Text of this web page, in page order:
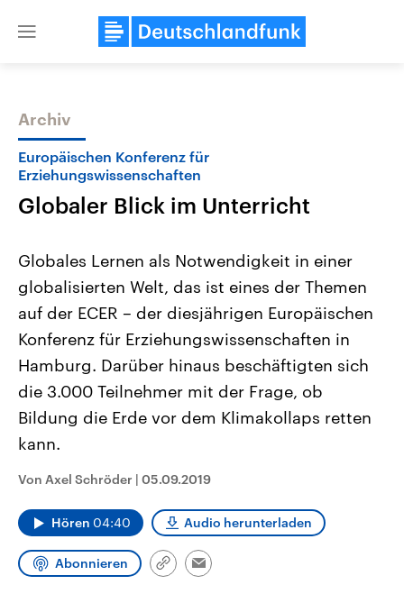
Close
Themen
Landtagswahl Sachsen-Anhalt
Alle Informationen
Sachsen-Anhalt wählt am 6.
September 2026 einen neuen
Landtag. Seit 2021 wird das
Bundesland von einer Koalition aus
CDU, SPD und FDP regiert.-
Umfragen, Prognosen,
Wahlprogramme, aktuelle Berichte
und Kandidaten der anstehenden
Wahl.
USA
Hintergründe
Wirtschaftlich und
gehören die Vereinigten
den mächtigsten Ländern
mit großem Einfluss auf
aktuelle Weltgeschehen.
Archiv
Europäischen Konferenz für
Erziehungswissenschaften
Globaler Blick im Unterricht
Globales Lernen als Notwendigkeit in einer
globalisierten Welt, das ist eines der Themen
auf der ECER – der diesjährigen Europäischen
Konferenz für Erziehungswissenschaften in
Hamburg. Darüber hinaus beschäftigten sich
die 3.000 Teilnehmer mit der Frage, ob
Bildung die Erde vor dem Klimakollaps retten
kann.
Von Axel Schröder | 05.09.2019
Hören 04:40 Audio herunterladen
Abonnieren
Link
Email